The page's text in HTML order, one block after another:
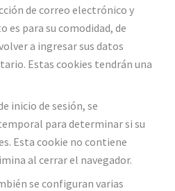
de correo electrónico y
es para su comodidad, de
a ingresar sus datos
Estas cookies tendrán una
inicio de sesión, se
para determinar si su
Esta cookie no contiene
al cerrar el navegador.
se configuran varias